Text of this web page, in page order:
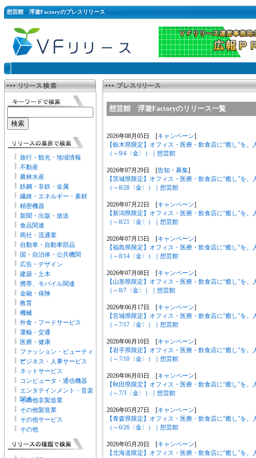
想芸館 浮遊Factoryのプレスリリース
旅行・観光・地域情報
不動産
農林水産
鉄鋼・非鉄・金属
繊維・エネルギー・素材
精密機器
新聞・出版・放送
食品関連
商社・流通業
自動車・自動車部品
国・自治体・公共機関
広告・デザイン
建築・土木
携帯、モバイル関連
金融・保険
教育
機械
外食・フードサービス
運輸・交通
医療・健康
ファッション・ビューティ
ー
ビジネス・人事サービス
ネットサービス
コンピュータ・通信機器
エンタテインメント・音楽
関連
その他非製造業
その他製造業
その他サービス
その他
想芸館 浮遊Factoryのリリース一覧
2026年08月05日 [キャンペーン]
【栃木県限定】オフィス・医療・飲食店に“癒し”を
（～9/4〈金〉）｜想芸館
2026年07月29日 [告知・募集]
【茨城県限定】オフィス・医療・飲食店に“癒し”を
（～8/28〈金〉）｜想芸館
2026年07月22日 [キャンペーン]
【新潟県限定】オフィス・医療・飲食店に“癒し”を
（～8/21〈金〉）｜想芸館
2026年07月15日 [キャンペーン]
【福島県限定】オフィス・医療・飲食店に“癒し”を
（～8/14〈金〉）｜想芸館
2026年07月08日 [キャンペーン]
【山形県限定】オフィス・医療・飲食店に“癒し”を
（～8/7〈金〉）｜想芸館
2026年06月17日 [キャンペーン]
【宮城県限定】オフィス・医療・飲食店に“癒し”を
（～7/17〈金〉）｜想芸館
2026年06月10日 [キャンペーン]
【岩手県限定】オフィス・医療・飲食店に“癒し”を
（～7/10〈金〉）｜想芸館
2026年06月03日 [キャンペーン]
【秋田県限定】オフィス・医療・飲食店に“癒し”を
（～7/3〈金〉）｜想芸館
2026年05月27日 [キャンペーン]
【青森県限定】オフィス・医療・飲食店に“癒し”を
（～6/26〈金〉）｜想芸館
2026年05月20日 [キャンペーン]
【北海道限定】オフィス・医療・飲食店に“癒し”を